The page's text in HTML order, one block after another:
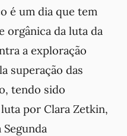
é um dia que tem
orgânica da luta da
a exploração
superação das
tendo sido
por Clara Zetkin,